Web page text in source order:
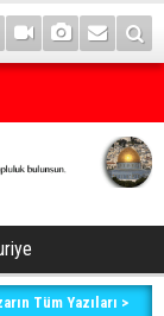
yeni bir
Tüm Yazıları >